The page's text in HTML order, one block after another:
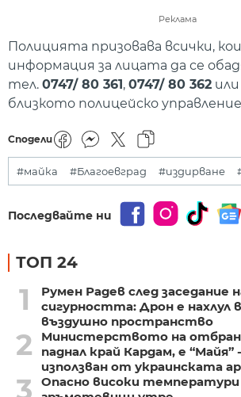
Реклама
Полицията призовава всички,
информация за лицата да се
тел. 0747/ 80 361 , 0747/ 80 362
близкото полицейско
Сподели
#майка #Благоевград #издирване
Последвайте ни
ТОП 24
1
Румен Радев след заседание
сигурността: Дрон е нахлул
въздушно пространство
2
Министерството на
паднал край Кардам, е
използван от украинската
3
Опасно високи температури